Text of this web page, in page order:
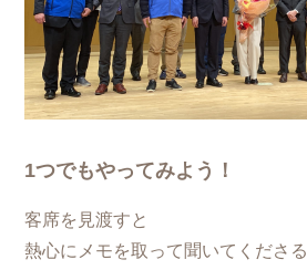
1つでもやってみよう！
客席を見渡すと
熱心にメモを取って聞いてくださる